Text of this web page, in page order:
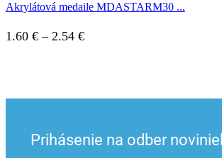
through
2.54 €
Akrylátová medaile MDASTARM30 ...
1.60 € – 2.54 €Price
through
Prihásenie na odber